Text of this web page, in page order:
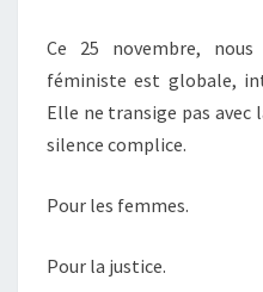
Ce 25 novembre,
féministe est globale,
Elle ne transige pas
silence complice.
Pour les femmes.
Pour la justice.